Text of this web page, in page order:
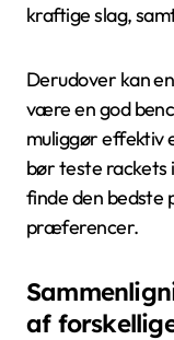
kraftige slag,
Derudover kan
være en god
muliggør effektiv
bør teste rackets
finde den bedste
præferencer.
af